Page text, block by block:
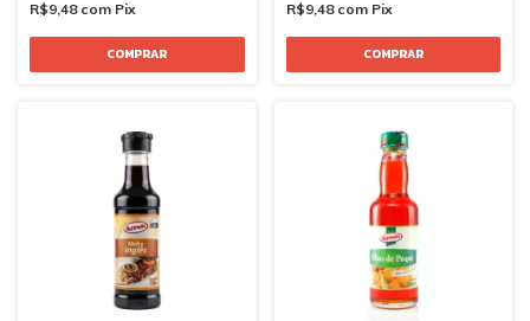
R$9,48 com Pix R$9,48 com Pix